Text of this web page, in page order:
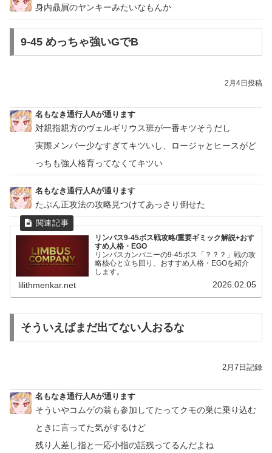
身内贔屓のヤンキーみたいなもんか
9-45 めっちゃ強いGでB
2月4日投稿
名もなき通行人Aが通ります
対親指親方のヴェルギリウス班が一番キツそうだし
実際メンバー少なすぎてキツいし、ロージャとヒースがど
っちも強人格育ってなくてキツい
名もなき通行人Aが通ります
たぶん正攻法の攻略見つけてあっさり倒せた
リンバス9-45ボス戦攻略/重要ギミック解説+おす
すめ人格・EGO
リンバスカンパニーの9-45ボス「？？？」戦の攻
略核心と立ち回り、おすすめ人格・EGOを紹介
します。
lilithmenkar.net 2026.02.05
そういえばまだ出てない人おるな
2月7日記録
名もなき通行人Aが通ります
そういやコムゲの翁も参加してたってクモの巣に乗り込む
ときに言ってた気がするけど
残り人差し指と一応小指の話残ってるんだよね